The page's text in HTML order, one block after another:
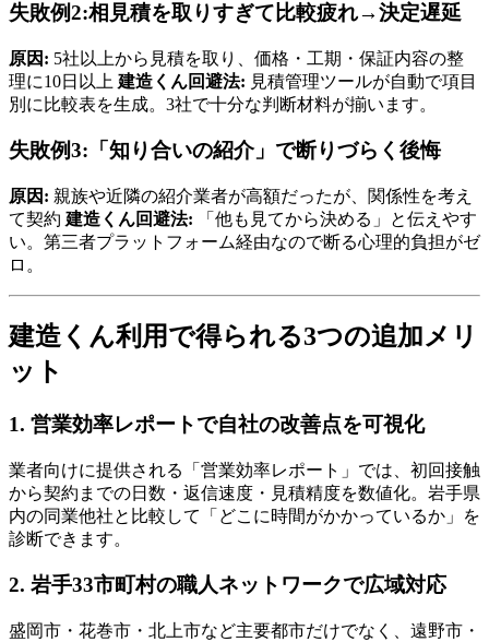
失敗例2:相見積を取りすぎて比較疲れ→決定遅延
原因: 5社以上から見積を取り、価格・工期・保証内容の整
理に10日以上 建造くん回避法: 見積管理ツールが自動で項目
別に比較表を生成。3社で十分な判断材料が揃います。
失敗例3:「知り合いの紹介」で断りづらく後悔
原因: 親族や近隣の紹介業者が高額だったが、関係性を考え
て契約 建造くん回避法: 「他も見てから決める」と伝えやす
い。第三者プラットフォーム経由なので断る心理的負担がゼ
ロ。
建造くん利用で得られる3つの追加メリ
ット
1. 営業効率レポートで自社の改善点を可視化
業者向けに提供される「営業効率レポート」では、初回接触
から契約までの日数・返信速度・見積精度を数値化。岩手県
内の同業他社と比較して「どこに時間がかかっているか」を
診断できます。
2. 岩手33市町村の職人ネットワークで広域対応
盛岡市・花巻市・北上市など主要都市だけでなく、遠野市・